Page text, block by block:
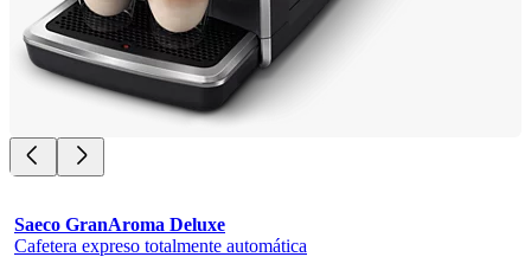
Saeco GranAroma Deluxe
Cafetera expreso totalmente automática